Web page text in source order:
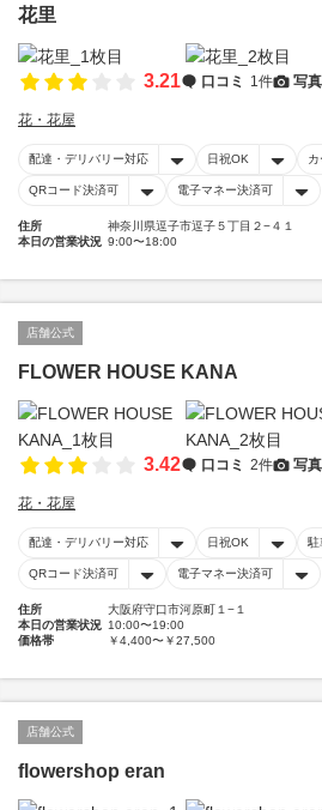
花里
3.21 口コミ 1件 写真
花・花屋
配達・デリバリー対応 日祝OK
QRコード決済可 電子マネー決済可
住所
神奈川県逗子市逗子５丁目２−４１
本日の営業状況 9:00〜18:00
店舗公式
FLOWER HOUSE KANA
3.42 口コミ 2件 写真
花・花屋
配達・デリバリー対応 日祝OK 駐
QRコード決済可 電子マネー決済可
住所
大阪府守口市河原町１−１
本日の営業状況 10:00〜19:00
価格帯
￥4,400〜￥27,500
店舗公式
flowershop eran